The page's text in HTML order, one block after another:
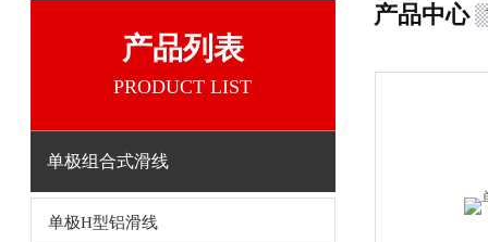
产品列表
PRODUCT LIST
单极组合式滑线
单极H型铝滑线
产品中心